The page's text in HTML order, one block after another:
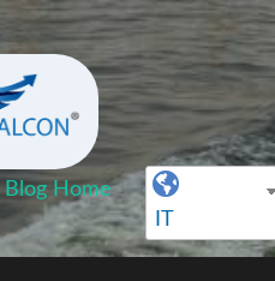
Blog Home
IT